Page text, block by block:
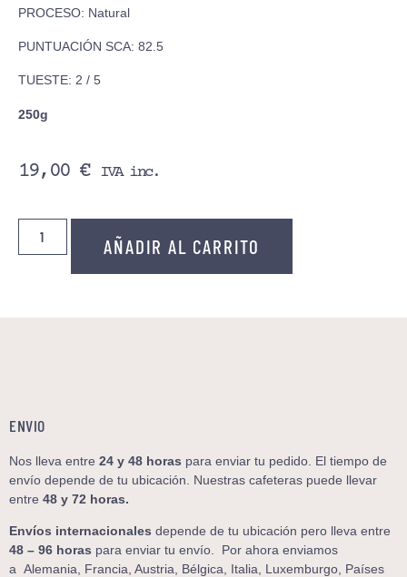
PROCESO: Natural
PUNTUACIÓN SCA: 82.5
TUESTE: 2 / 5
250g
19,00 € IVA inc.
AÑADIR AL CARRITO
ENVIO
Nos lleva entre 24 y 48 horas para enviar tu pedido. El tiempo de
envío depende de tu ubicación. Nuestras cafeteras puede llevar
entre 48 y 72 horas.
Envíos internacionales depende de tu ubicación pero lleva entre
48 – 96 horas para enviar tu envío. Por ahora enviamos
a Alemania, Francia, Austria, Bélgica, Italia, Luxemburgo, Países